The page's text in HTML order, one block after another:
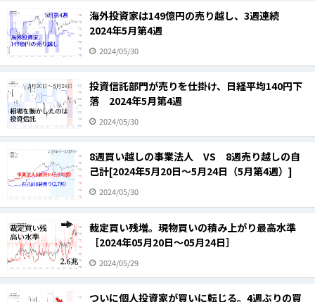
海外投資家は149億円の売り越し、3週連続
2024年5月第4週
2024/05/30
投資信託部門が売りを仕掛け、日経平均140円下
落 2024年5月第4週
2024/05/30
8週買い越しの事業法人 VS 8週売り越しの自
己計[2024年5月20日～5月24日（5月第4週）]
2024/05/30
裁定買い残増。現物買いの積み上がり最高水準
［2024年05月20日～05月24日］
2024/05/29
ついに個人投資家が買いに転じる。4週ぶりの買